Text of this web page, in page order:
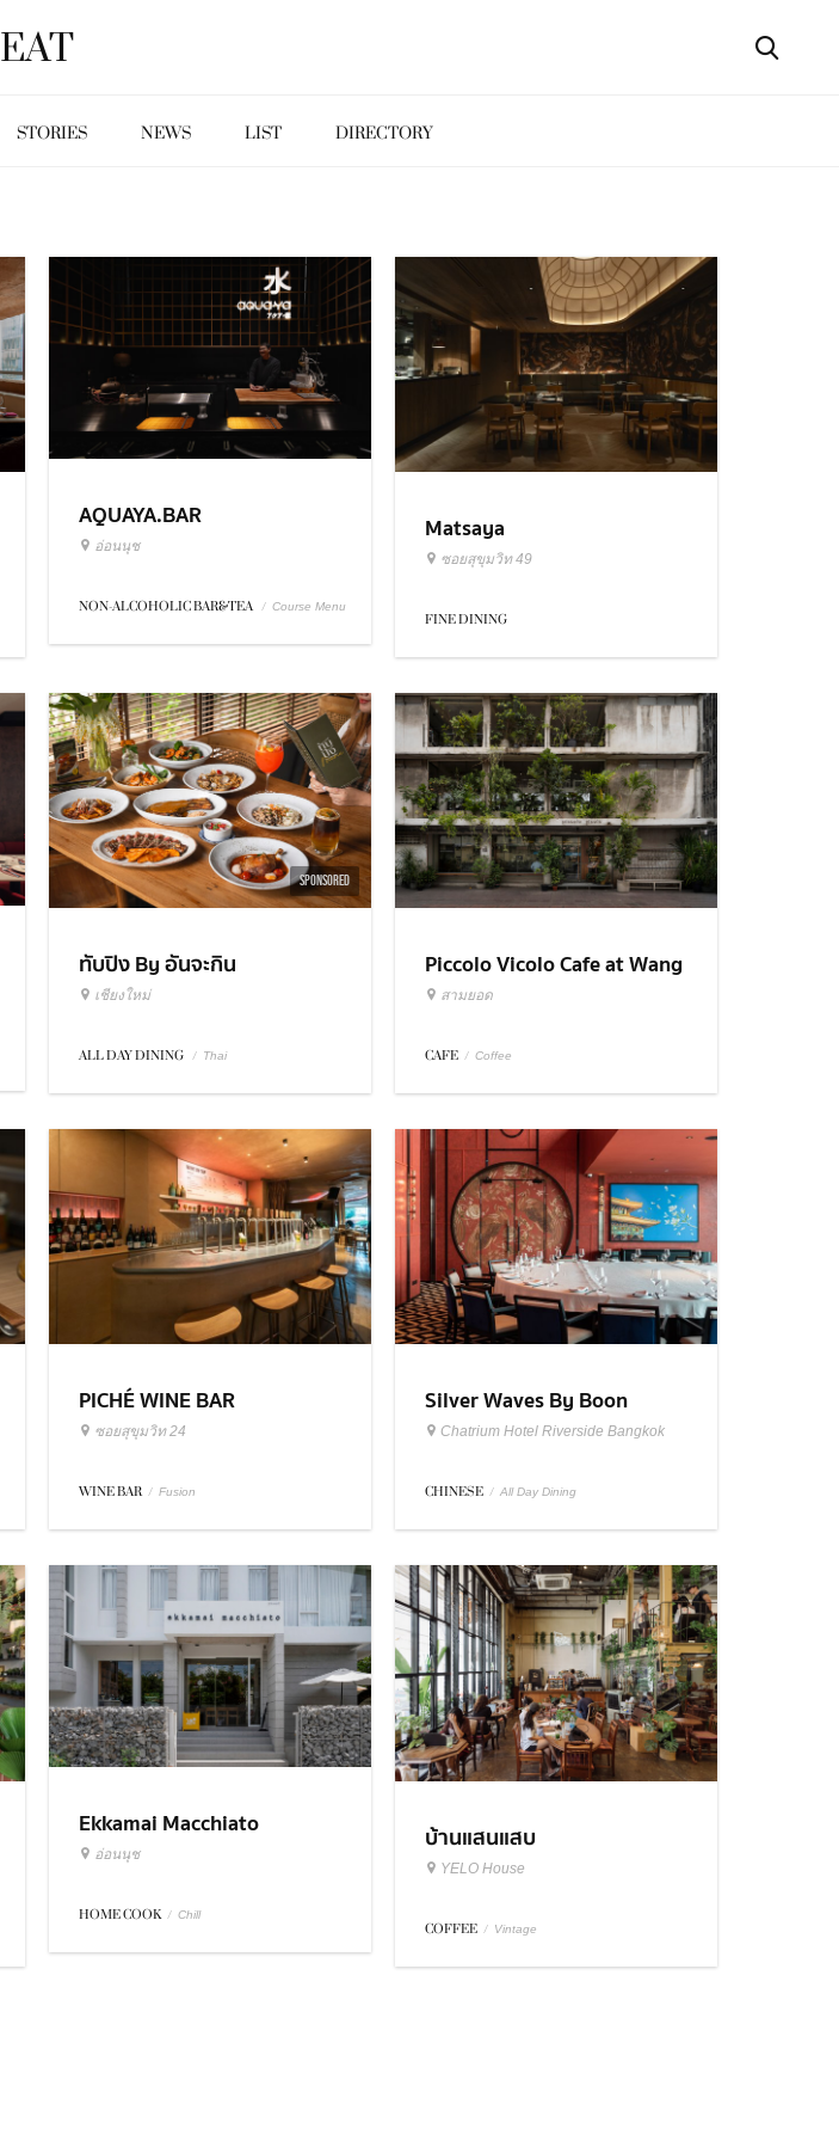
EAT
STORIES NEWS LIST DIRECTORY
AQUAYA.BAR
อ่อนนุช
NON-ALCOHOLIC BAR&TEA / Course Menu
Matsaya
ซอยสุขุมวิท 49
FINE DINING
SPONSORED
ทับปิง By อันจะกิน
เชียงใหม่
ALL DAY DINING / Thai
Piccolo Vicolo Cafe at Wang
Burapha Samyot
สามยอด
CAFE / Coffee
PICHÉ WINE BAR
ซอยสุขุมวิท 24
WINE BAR / Fusion
Silver Waves By Boon
Chatrium Hotel Riverside Bangkok
CHINESE / All Day Dining
Ekkamai Macchiato
อ่อนนุช
HOME COOK / Chill
บ้านแสนแสบ
YELO House
COFFEE / Vintage